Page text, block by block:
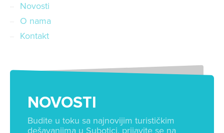
Novosti
O nama
Kontakt
NOVOSTI
Budite u toku sa najnovijim turističkim
dešavanjima u Subotici, prijavite se na